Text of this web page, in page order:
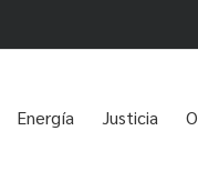
Energía Justicia